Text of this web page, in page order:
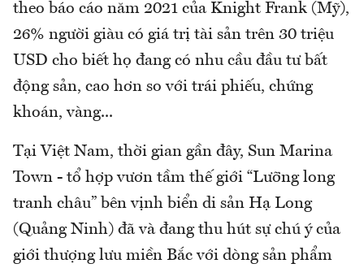
theo báo cáo năm 2021 của Knight Frank (Mỹ),
26% người giàu có giá trị tài sản trên 30 triệu
USD cho biết họ đang có nhu cầu đầu tư bất
động sản, cao hơn so với trái phiếu, chứng
khoán, vàng...
Tại Việt Nam, thời gian gần đây, Sun Marina
Town - tổ hợp vươn tầm thế giới “Lưỡng long
tranh châu” bên vịnh biển di sản Hạ Long
(Quảng Ninh) đã và đang thu hút sự chú ý của
giới thượng lưu miền Bắc với dòng sản phẩm